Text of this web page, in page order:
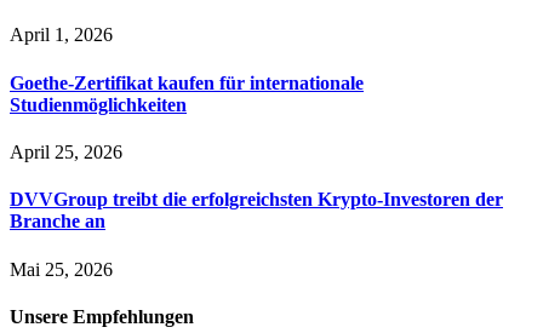
April 1, 2026
Goethe-Zertifikat kaufen für internationale
Studienmöglichkeiten
April 25, 2026
DVVGroup treibt die erfolgreichsten Krypto-Investoren der
Branche an
Mai 25, 2026
Unsere Empfehlungen